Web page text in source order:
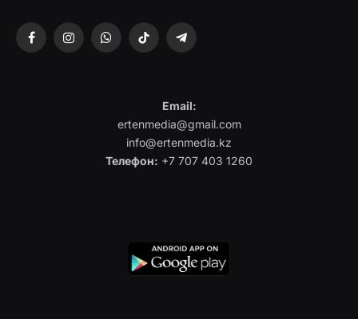
FacebookInstagramWhatsAppTikTok Telegram
Email:
ertenmedia@gmail.com
info@ertenmedia.kz
Телефон: +7 707 403 1260